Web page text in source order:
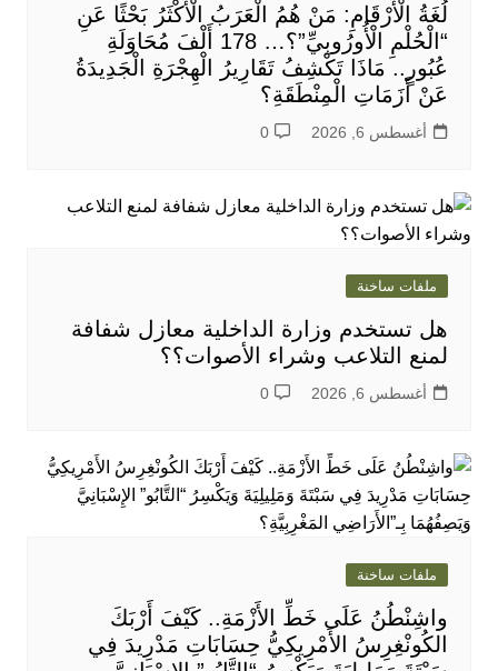
لُغَةُ الْأَرْقَامِ: مَنْ هُمُ الْعَرَبُ الْأَكْثَرُ بَحْثًا عَنِ
“الْحُلْمِ الْأُورُوبِيِّ”؟… 178 أَلْفَ مُحَاوَلَةِ
عُبُورٍ.. مَاذَا تَكْشِفُ تَقَارِيرُ الْهِجْرَةِ الْجَدِيدَةُ
عَنْ أَزَمَاتِ الْمِنْطَقَةِ؟
أغسطس 6, 2026 0
ملفات ساخنة
هل تستخدم وزارة الداخلية معازل شفافة
لمنع التلاعب وشراء الأصوات؟؟
أغسطس 6, 2026 0
ملفات ساخنة
واشِنْطُنُ عَلَى خَطِّ الأَزْمَةِ.. كَيْفَ أَرْبَكَ
الكُونْغِرِسُ الأَمْرِيكِيُّ حِسَابَاتِ مَدْرِيدَ فِي